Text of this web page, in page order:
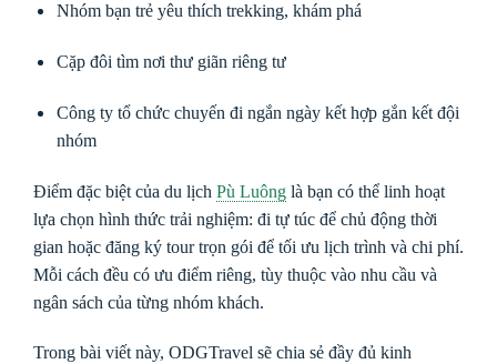
Nhóm bạn trẻ yêu thích trekking, khám phá
Cặp đôi tìm nơi thư giãn riêng tư
Công ty tổ chức chuyến đi ngắn ngày kết hợp gắn kết đội
nhóm
Điểm đặc biệt của du lịch Pù Luông là bạn có thể linh hoạt
lựa chọn hình thức trải nghiệm: đi tự túc để chủ động thời
gian hoặc đăng ký tour trọn gói để tối ưu lịch trình và chi phí.
Mỗi cách đều có ưu điểm riêng, tùy thuộc vào nhu cầu và
ngân sách của từng nhóm khách.
Trong bài viết này, ODGTravel sẽ chia sẻ đầy đủ kinh